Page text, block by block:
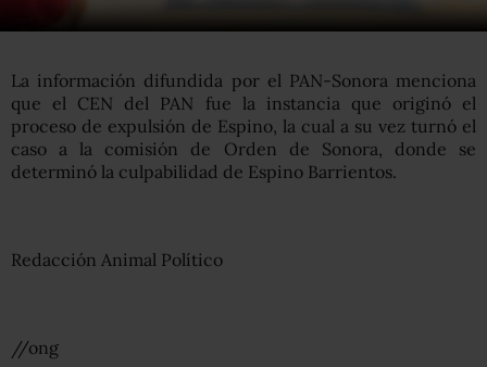
La información difundida por el PAN-Sonora menciona
que el CEN del PAN fue la instancia que originó el
proceso de expulsión de Espino, la cual a su vez turnó el
caso a la comisión de Orden de Sonora, donde se
determinó la culpabilidad de Espino Barrientos.
Redacción Animal Político
//ong